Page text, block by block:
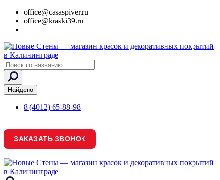
office@casaspiver.ru
office@kraski39.ru
Search
...
Найдено
8 (4012) 65-88-98
ЗАКАЗАТЬ ЗВОНОК